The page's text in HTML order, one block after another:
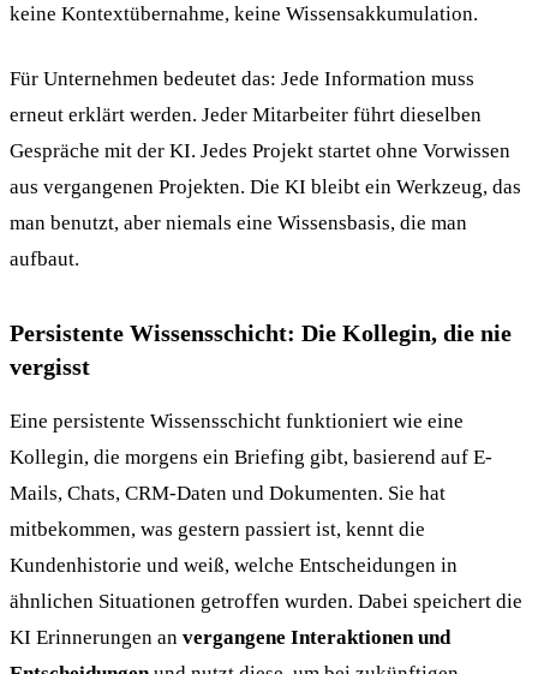
keine Kontextübernahme, keine Wissensakkumulation.
Für Unternehmen bedeutet das: Jede Information muss
erneut erklärt werden. Jeder Mitarbeiter führt dieselben
Gespräche mit der KI. Jedes Projekt startet ohne Vorwissen
aus vergangenen Projekten. Die KI bleibt ein Werkzeug, das
man benutzt, aber niemals eine Wissensbasis, die man
aufbaut.
Persistente Wissensschicht: Die Kollegin, die nie
vergisst
Eine persistente Wissensschicht funktioniert wie eine
Kollegin, die morgens ein Briefing gibt, basierend auf E-
Mails, Chats, CRM-Daten und Dokumenten. Sie hat
mitbekommen, was gestern passiert ist, kennt die
Kundenhistorie und weiß, welche Entscheidungen in
ähnlichen Situationen getroffen wurden. Dabei speichert die
KI Erinnerungen an vergangene Interaktionen und